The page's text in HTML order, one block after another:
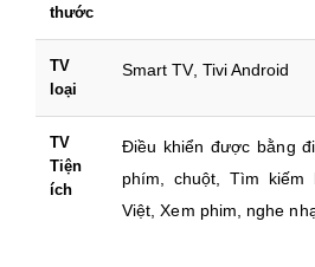
thước
TV
loại
Smart TV, Tivi Android
TV
Tiện
ích
Điều khiển được bằng
phím, chuột, Tìm kiếm
Việt, Xem phim, nghe